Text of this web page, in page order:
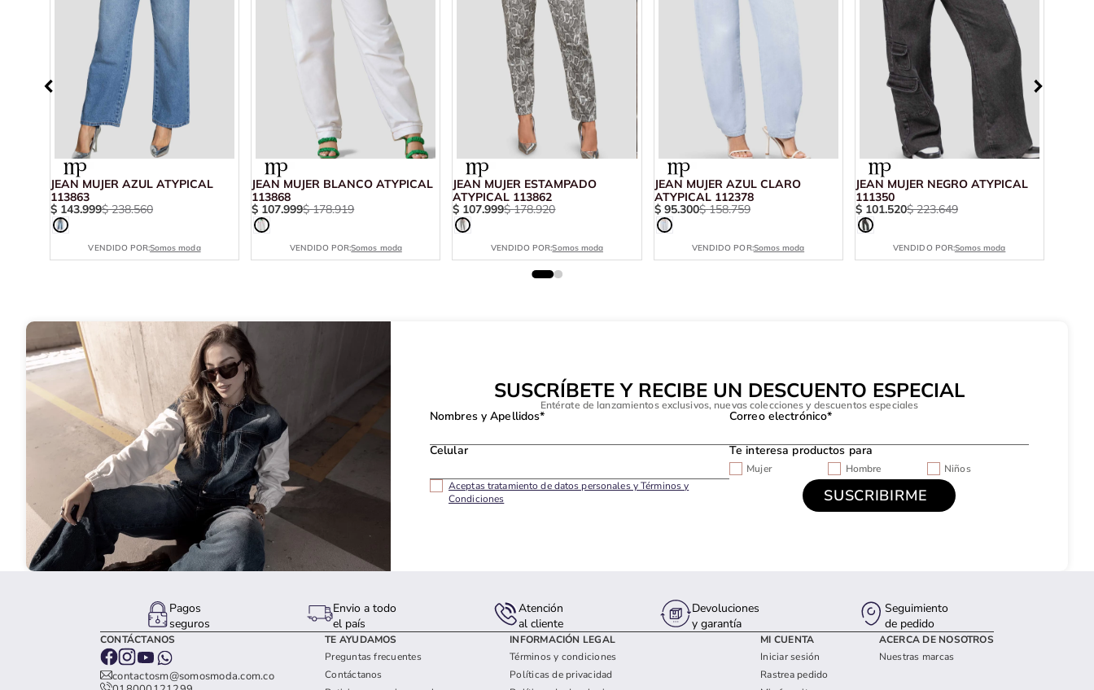
JEAN MUJER AZUL ATYPICAL
113863
$ 143.999$ 238.560
VENDIDO POR:Somos moda
JEAN MUJER BLANCO ATYPICAL
113868
$ 107.999$ 178.919
VENDIDO POR:Somos moda
JEAN MUJER ESTAMPADO
ATYPICAL 113862
$ 107.999$ 178.920
VENDIDO POR:Somos moda
JEAN MUJER AZUL CLARO
ATYPICAL 112378
$ 95.300$ 158.759
VENDIDO POR:Somos moda
JEAN MUJER NEGRO ATYPICAL
111350
$ 101.520$ 223.649
VENDIDO POR:Somos moda
SUSCRÍBETE Y RECIBE UN DESCUENTO ESPECIAL
Entérate de lanzamientos exclusivos, nuevas colecciones y descuentos especiales
Nombres y Apellidos* Correo electrónico*
Celular Te interesa productos para
Mujer Hombre
Niños
Aceptas tratamiento de datos personales y Términos y
Condiciones
Pagos
seguros
Envio a todo
el país
Atención
al cliente
Devoluciones
y garantía
Seguimiento
de pedido
CONTÁCTANOS
contactosm@somosmoda.com.co
TE AYUDAMOS
Preguntas frecuentes
Contáctanos
INFORMACIÓN LEGAL
Términos y condiciones
Políticas de privacidad
MI CUENTA
Iniciar sesión
Rastrea pedido
ACERCA DE NOSOTROS
Nuestras marcas